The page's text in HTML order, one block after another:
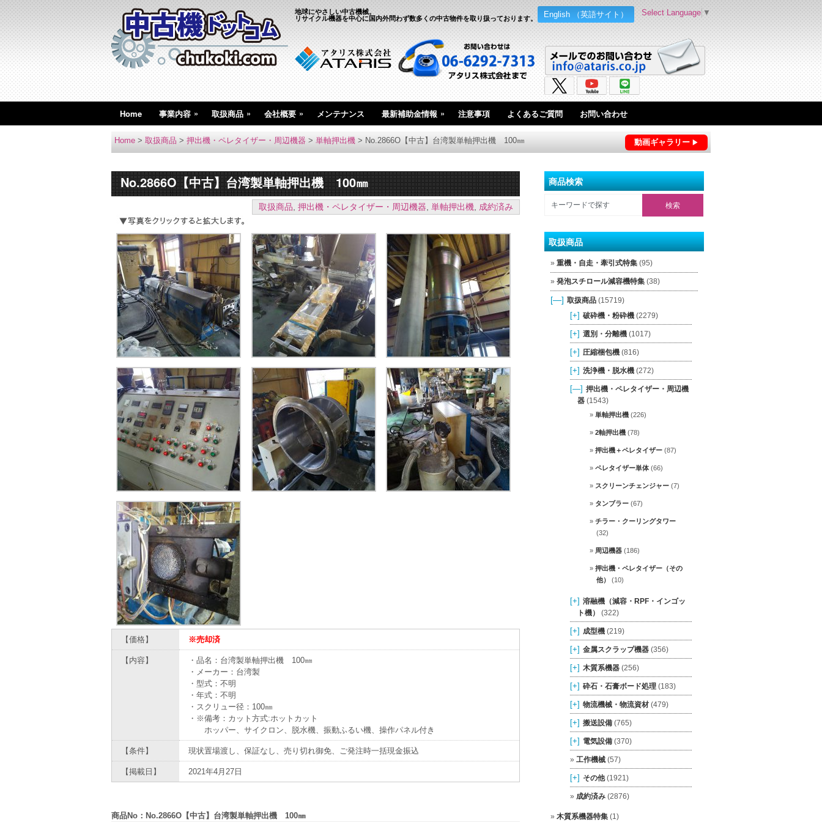
English （英語サイト）
地球にやさしい中古機械。
リサイクル機器を中心に国内外問わず数多くの中古物件を取り扱っております。
Select Language ▼
Home 事業内容 » 取扱商品 » 会社概要 » メンテナンス 最新補助金情報 » 注意事項 よくあるご質問 お問い合わせ
動画ギャラリー
Home > 取扱商品 > 押出機・ペレタイザー・周辺機器 > 単軸押出機 > No.2866O【中古】台湾製単軸押出機 100㎜
No.2866O【中古】台湾製単軸押出機 100㎜
取扱商品,押出機・ペレタイザー・周辺機器,単軸押出機, 成約済み
【価格】 ※売却済
【内容】
・品名：台湾製単軸押出機 100㎜
・メーカー：台湾製
・型式：不明
・年式：不明
・スクリュー径：100㎜
・※備考：カット方式:ホットカット
ホッパー、サイクロン、脱水機、振動ふるい機、操作パネル付き
【条件】 現状置場渡し、保証なし、売り切れ御免、ご発注時一括現金振込
【掲載日】 2021年4月27日
商品No：No.2866O【中古】台湾製単軸押出機 100㎜
商品検索
取扱商品
重機・自走・牽引式特集(95)
発泡スチロール減容機特集(38)
[—] 取扱商品(15719)
[+] 破砕機・粉砕機(2279)
[+] 選別・分離機(1017)
[+] 圧縮梱包機(816)
[+] 洗浄機・脱水機(272)
[—] 押出機・ペレタイザー・周辺機
器(1543)
単軸押出機(226)
2軸押出機(78)
押出機＋ペレタイザー(87)
ペレタイザー単体(66)
スクリーンチェンジャー(7)
タンブラー(67)
チラー・クーリングタワー
(32)
周辺機器(186)
押出機・ペレタイザー（その
他）
(10)
[+] 溶融機（減容・RPF・インゴッ
ト機）
(322)
[+] 成型機(219)
[+] 金属スクラップ機器(356)
[+] 木質系機器(256)
[+] 砕石・石膏ボード処理(183)
[+] 物流機械・物流資材(479)
[+] 搬送設備(765)
[+] 電気設備(370)
工作機械(57)
[+] その他(1921)
成約済み(2876)
木質系機器特集(1)